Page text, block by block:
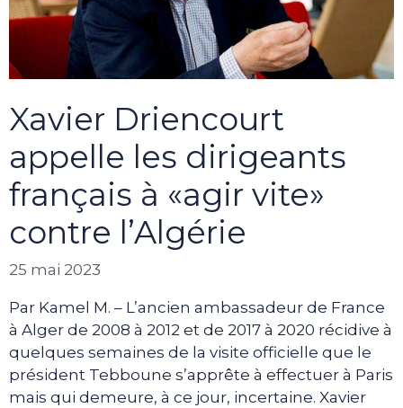
Xavier Driencourt
appelle les dirigeants
français à «agir vite»
contre l’Algérie
25 mai 2023
Par Kamel M. – L’ancien ambassadeur de France
à Alger de 2008 à 2012 et de 2017 à 2020 récidive à
quelques semaines de la visite officielle que le
président Tebboune s’apprête à effectuer à Paris
mais qui demeure, à ce jour, incertaine. Xavier